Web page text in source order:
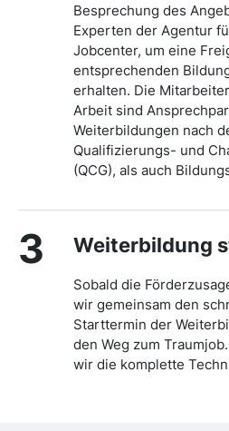
Besprechung des
Experten der Agentur
Jobcenter, um eine
entsprechenden
erhalten. Die
Arbeit sind
Weiterbildungen nach
Qualifizierungs- und
(QCG), als auch
3 Weiterbildung
Sobald die
wir gemeinsam den
Starttermin der
den Weg zum
wir die komplette